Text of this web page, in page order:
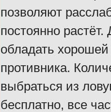
позволяют
постоянно
обладать
противника.
выбраться из
бесплатно, все